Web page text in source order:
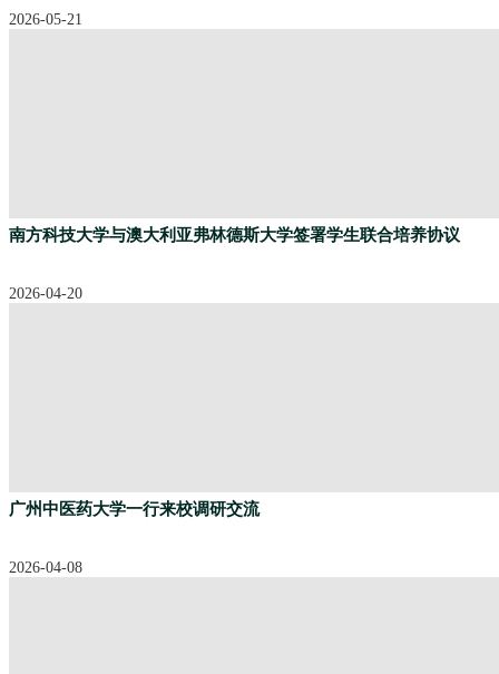
2026-05-21
南方科技大学与澳大利亚弗林德斯大学签署学生联合培养协议
2026-04-20
广州中医药大学一行来校调研交流
2026-04-08